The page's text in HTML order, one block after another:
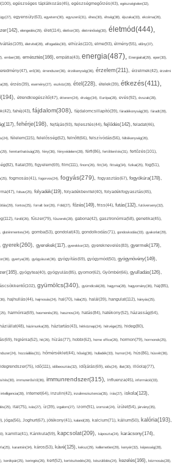
egészséges táplálkozás(45), egészségmegőrzés(43), egészségtelen(32),
egyensúly(63), egyetem(30), egyszerű(31), éhes(30), éhség(38), éjszaka(33), ekcéma(26),
elengedés(29), élet(114), életkor(30), életminőség(30), életmód(444),
életvitel(28), elfogadás(30), elhízás(110), elme(93), élmény(55), előny(37),
ember(38), emésztés(166), empátia(43), energia(487), Energiaital(29), eper(30),
eredmény(47), erő(36), érrendszer(36), érzékenység(36), érzelem(211), érzelmek(42), érzelmi
érzés(39), esemény(27), eszköz(28), étel(228), ételek(39), étkezés(411),
étrendkiegészítő(47), étterem(24), étvágy(34), Európa(28), evés(92), évszak(28),
fahéj(43), fájdalom(308), fájdalomcsillapító(39), fáradékonyság(30), fáradt(28),
fehérje(198), fejfájás(93), fejlesztés(44), fejlődés(142), feladat(46),
félelem(115), felelősség(62), felnőtt(66), felszívódás(56), féltékenység(26),
fenntarthatóság(29), fény(36), fényvédelem(28), férfi(86), fertőtlenítés(31), fertőzés(101),
fiatal(39), figyelem(69), film(111), finom(26), fitt(34), fittség(34), fizikai(25), fog(51),
fogmosás(41), fogorvos(24), fogyás(279), fogyasztás(67), fogyókúra(178),
folsav(25), folyadék(119), folyadékbevitel(40), folyadékfogyasztás(45),
fontos(25), forralt bor(26), Föld(27), főzés(149), friss(44), futás(132), futóverseny(32),
fürdő(26), fűszer(79), fűszerek(28), gabona(42), gasztronómia(58), genetika(45),
gluténmentes(34), gomba(53), gondolat(43), gondolkodás(71), gondoskodás(33), gyakorlat(29),
gyerek(260), gyerekek(117), gyerekkor(32), gyereknevelés(83), gyermek(179),
gyertya(28), gyógyászat(36), gyógyítás(69), gyógymód(50), gyógynövény(149),
gyógytea(40), gyógyulás(85), gyomor(62), Gyömbér(66), gyulladás(126),
gyümölcs(340), gyümölcslé(28), hagyma(28), hagyomány(36), haj(85),
hajhullás(44), hajmosás(24), hal(70), hála(25), halál(39), hangulat(112), hányás(25),
harmónia(69), hasmenés(35), hasznos(24), hatás(84), hatékony(52), házasság(64),
háziállat(48), házimunka(28), háztartás(43), hétköznap(24), hétvége(25), hideg(80),
higiénia(52), hit(26), hízás(77), hobbi(62), home office(26), hormon(79), hormonok(25),
hozzáállás(31), hőmérséklet(44), hőség(36), hulladék(33), humor(24), hús(86), húsvét(36),
idegrendszer(75), idő(111), időbeosztás(32), időjárás(69), idős(24), illat(30), illóolaj(77),
immunerősítő(36), immunrendszer(315), influenza(45), információ(33),
intelligencia(28), internet(64), inzulin(42), inzulinrezisztencia(35), írás(27), iskola(123),
ital(75), ivás(27), íz(39), izgalom(27), izom(91), izomzat(24), ízület(54), járvány(35),
jóga(56), Joghurt(67), jótékony(41), kaland(28), kalcium(71), kálium(50), kalória(193),
kamilla(41), Kánikula(59), kapcsolat(209), káposzta(24), karácsony(174),
karantén(34), káros(53), kávé(125), keksz(29), kellemetlen(29), kenyér(32), képesség(28),
kerékpár(25), keringés(26), kert(52), kertészkedés(26), készülődés(24), kezelés(166), kézmosás(28),